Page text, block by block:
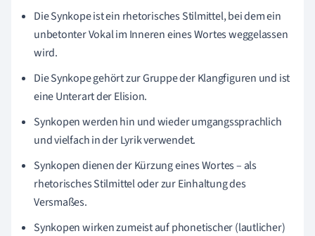
Die Synkope ist ein rhetorisches Stilmittel, bei dem ein
unbetonter Vokal im Inneren eines Wortes weggelassen
wird.
Die Synkope gehört zur Gruppe der Klangfiguren und ist
eine Unterart der Elision.
Synkopen werden hin und wieder umgangssprachlich
und vielfach in der Lyrik verwendet.
Synkopen dienen der Kürzung eines Wortes – als
rhetorisches Stilmittel oder zur Einhaltung des
Versmaßes.
Synkopen wirken zumeist auf phonetischer (lautlicher)